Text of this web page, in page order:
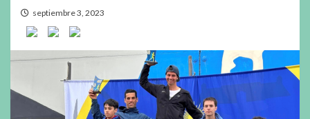
septiembre 3, 2023